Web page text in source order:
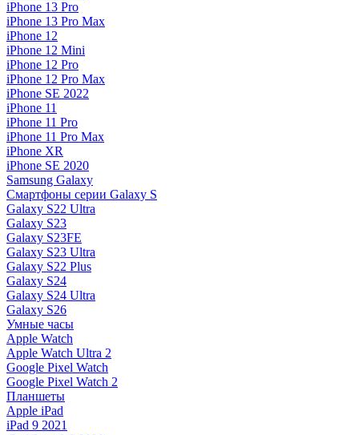
iPhone 13 Pro
iPhone 13 Pro Max
iPhone 12
iPhone 12 Mini
iPhone 12 Pro
iPhone 12 Pro Max
iPhone SE 2022
iPhone 11
iPhone 11 Pro
iPhone 11 Pro Max
iPhone XR
iPhone SE 2020
Samsung Galaxy
Смартфоны серии Galaxy S
Galaxy S22 Ultra
Galaxy S23
Galaxy S23FE
Galaxy S23 Ultra
Galaxy S22 Plus
Galaxy S24
Galaxy S24 Ultra
Galaxy S26
Умные часы
Apple Watch
Apple Watch Ultra 2
Google Pixel Watch
Google Pixel Watch 2
Планшеты
Apple iPad
iPad 9 2021